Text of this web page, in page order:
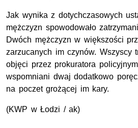
Jak wynika z dotychczasowych
mężczyzn spowodowało
Dwóch mężczyzn w większości
zarzucanych im czynów. Wszyscy
objęci przez prokuratora
wspomniani dwaj dodatkowo
na poczet grożącej im kary.
(KWP w Łodzi / ak)